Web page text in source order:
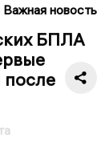
Важная новость
БПЛА